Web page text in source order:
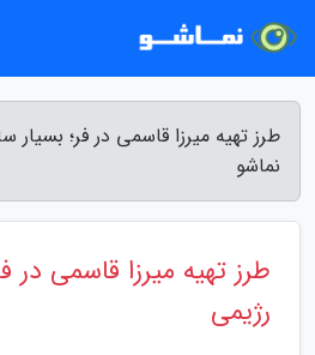
طرز تهیه میرزا قاسمی در فر؛ بسیار
نماشو
طرز تهیه میرزا قاسمی در
رژیمی